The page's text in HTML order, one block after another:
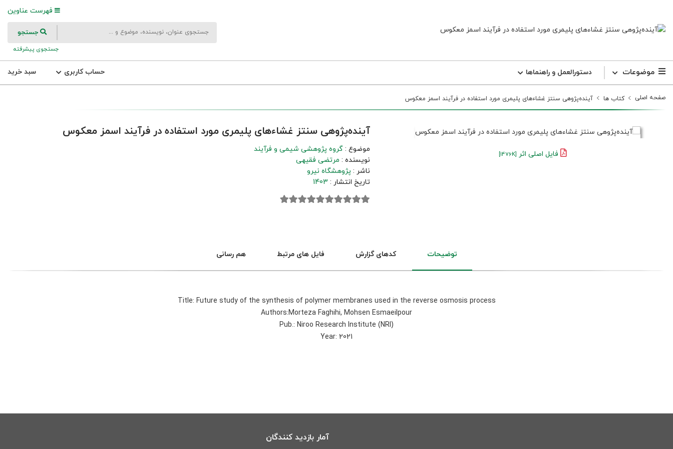
فهرست عناوین
جستجو
جستجوی پیشرفته
موضوعات دستورالعمل و راهنما‌ها حساب کاربری سبد خرید
صفحه اصلی کتاب ها آینده‌پژوهی سنتز غشاءهای پلیمری مورد استفاده در فرآیند اسمز معکوس
فایل اصلی اثر [1476K]
آینده‌پژوهی سنتز غشاءهای پلیمری مورد استفاده در فرآیند اسمز معکوس
موضوع : گروه پژوهشی شیمی و فرآیند
نویسنده : مرتضی فقیهی
ناشر : پژوهشگاه نیرو
تاریخ انتشار : 1403
توضیحات کدهای گزارش فایل های مرتبط هم رسانی
Title: Future study of the synthesis of polymer membranes used in the reverse osmosis process
Authors:Morteza Faghihi, Mohsen Esmaeilpour
Pub.: Niroo Research Institute (NRI)
Year: 2021
آمار بازدید کنندگان